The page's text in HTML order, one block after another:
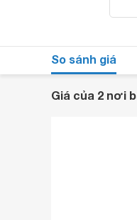
So sánh giá
Giá của 2 nơi